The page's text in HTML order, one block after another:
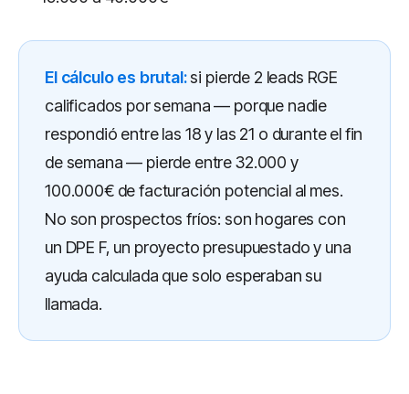
El cálculo es brutal:si pierde 2 leads RGE
calificados por semana — porque nadie
respondió entre las 18 y las 21 o durante el fin
de semana — pierde entre 32.000 y
100.000€ de facturación potencial al mes.
No son prospectos fríos: son hogares con
un DPE F, un proyecto presupuestado y una
ayuda calculada que solo esperaban su
llamada.